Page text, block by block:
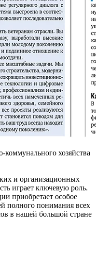
хозяйства
и организационных
играет ключевую роль.
приобретает особое
полного понимания всех
в нашей большой стране